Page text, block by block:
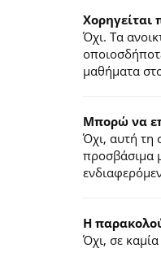
Χορηγείται
Όχι. Τα
μαθήματα
Μπορώ να
Όχι, αυτή τη
προσβάσιμα
Η
Όχι, σε